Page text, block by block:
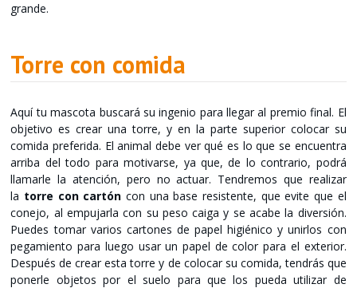
grande.
Torre con comida
Aquí tu mascota buscará su ingenio para llegar al premio final. El
objetivo es crear una torre, y en la parte superior colocar su
comida preferida. El animal debe ver qué es lo que se encuentra
arriba del todo para motivarse, ya que, de lo contrario, podrá
llamarle la atención, pero no actuar. Tendremos que realizar
la torre con cartón con una base resistente, que evite que el
conejo, al empujarla con su peso caiga y se acabe la diversión.
Puedes tomar varios cartones de papel higiénico y unirlos con
pegamiento para luego usar un papel de color para el exterior.
Después de crear esta torre y de colocar su comida, tendrás que
ponerle objetos por el suelo para que los pueda utilizar de